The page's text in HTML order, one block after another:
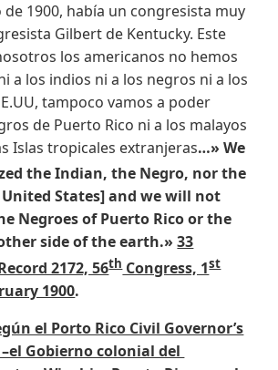
1900, había un congresista muy
Gilbert de Kentucky. Este
los americanos no hemos
a los indios ni a los negros ni a los
tampoco vamos a poder
de Puerto Rico ni a los malayos
Islas tropicales extranjeras…»We
the In­dian, the Negro, nor the
States] and we will not
Negroes of Puerto Rico or the
side of theearth.»33
2172, 56thCongress, 1st
1900.
el Porto Rico Civil Governor’s
Gobierno colonial del